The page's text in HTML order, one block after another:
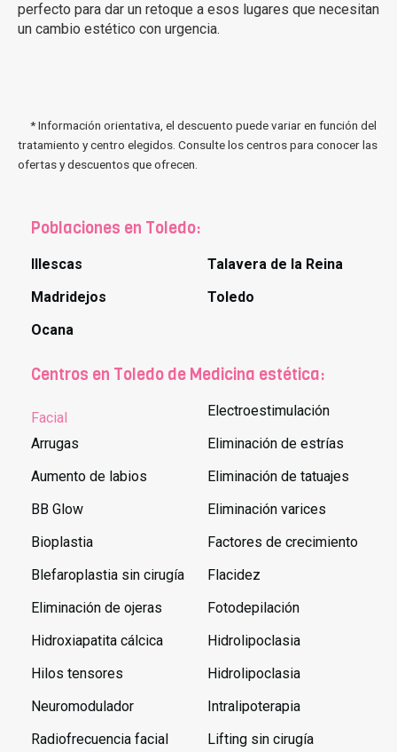
perfecto para dar un retoque a esos lugares que necesitan
un cambio estético con urgencia.
* Información orientativa, el descuento puede variar en función del
tratamiento y centro elegidos. Consulte los centros para conocer las
ofertas y descuentos que ofrecen.
Poblaciones en Toledo:
Illescas
Madridejos
Ocana
Talavera de la Reina
Toledo
Centros en Toledo de Medicina estética:
Facial
Arrugas
Aumento de labios
BB Glow
Bioplastia
Blefaroplastia sin cirugía
Eliminación de ojeras
Hidroxiapatita cálcica
Hilos tensores
Neuromodulador
Radiofrecuencia facial
Electroestimulación
Eliminación de estrías
Eliminación de tatuajes
Eliminación varices
Factores de crecimiento
Flacidez
Fotodepilación
Hidrolipoclasia
Hidrolipoclasia
Intralipoterapia
Lifting sin cirugía